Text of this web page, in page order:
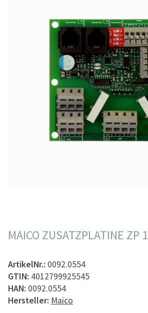
MAICO ZUSATZPLATINE ZP 1
ArtikelNr.: 0092.0554
GTIN: 4012799925545
HAN: 0092.0554
Hersteller: Maico